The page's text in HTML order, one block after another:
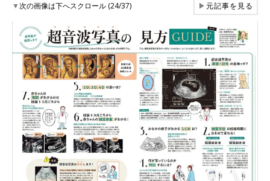
▼次の画像は下へスクロール (24/37) ▶元記事を見る